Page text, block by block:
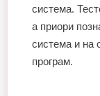
система.
а приори
система и на
програм.